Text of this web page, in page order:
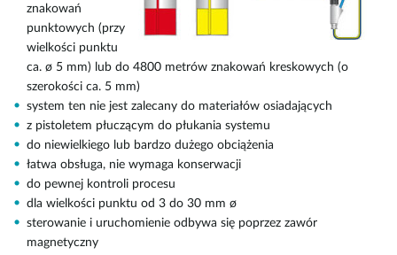
znakowań
punktowych (przy
wielkości punktu
ca. ø 5 mm) lub do 4800 metrów znakowań kreskowych (o
szerokości ca. 5 mm)
system ten nie jest zalecany do materiałów osiadających
z pistoletem płuczącym do płukania systemu
do niewielkiego lub bardzo dużego obciążenia
łatwa obsługa, nie wymaga konserwacji
do pewnej kontroli procesu
dla wielkości punktu od 3 do 30 mm ø
sterowanie i uruchomienie odbywa się poprzez zawór
magnetyczny